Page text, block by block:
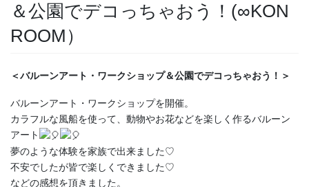
＆公園でデコっちゃおう！(∞KON
ROOM）
＜バルーンアート・ワークショップ＆公園でデコっちゃおう！＞
バルーンアート・ワークショップを開催。
カラフルな風船を使って、動物やお花などを楽しく作るバルーン
アート
夢のような体験を家族で出来ました♡
不安でしたが皆で楽しくできました♡
などの感想を頂きました。